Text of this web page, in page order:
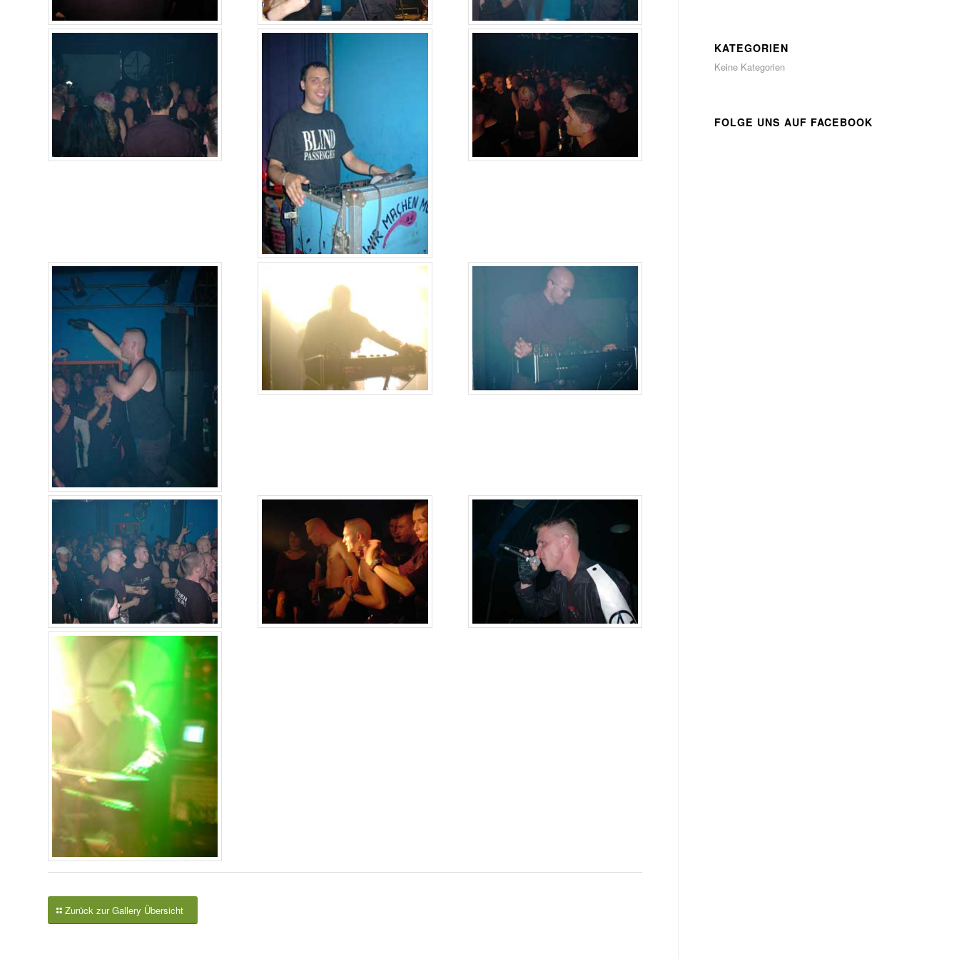
Zurück zur Gallery Übersicht
KATEGORIEN
Keine Kategorien
FOLGE UNS AUF FACEBOOK